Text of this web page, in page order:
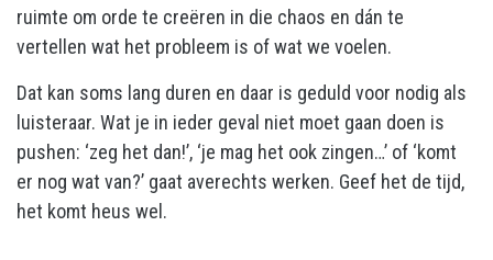
ruimte om orde te creëren in die chaos en dán te
vertellen wat het probleem is of wat we voelen.
Dat kan soms lang duren en daar is geduld voor nodig als
luisteraar. Wat je in ieder geval niet moet gaan doen is
pushen: ‘zeg het dan!’, ‘je mag het ook zingen…’ of ‘komt
er nog wat van?’ gaat averechts werken. Geef het de tijd,
het komt heus wel.